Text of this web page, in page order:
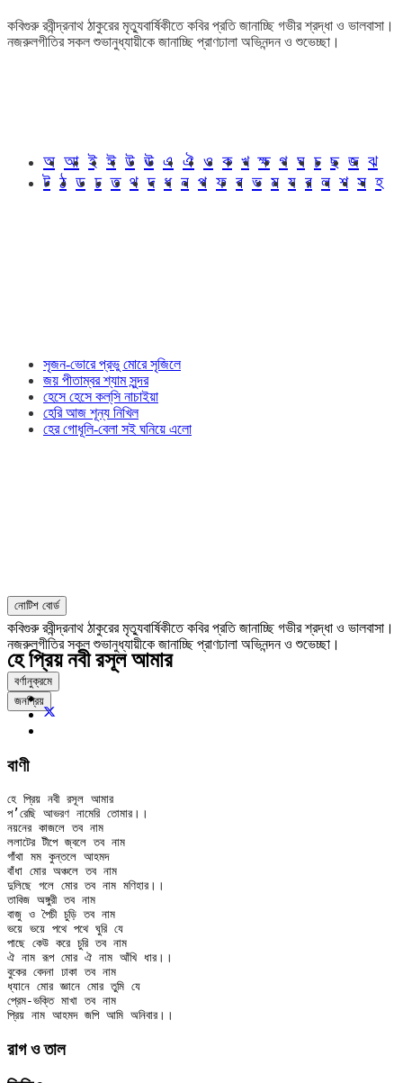
কবিগুরু রবীন্দ্রনাথ ঠাকুরের মৃত্যুবার্ষিকীতে কবির প্রতি জানাচ্ছি গভীর শ্রদ্ধা ও ভালবাসা।
নজরুলগীতির সকল শুভানুধ্যায়ীকে জানাচ্ছি প্রাণঢালা অভিনন্দন ও শুভেচ্ছা।
অ আ ই ঈ উ ঊ এ ঐ ও ক খ ক্ষ গ ঘ চ ছ জ ঝ
ট ঠ ড ঢ ত থ দ ধ ন প ফ ব ভ ম য র ল শ স হ
সৃজন-ভোরে প্রভু মোরে সৃজিলে
জয় পীতাম্বর শ্যাম সুন্দর
হেসে হেসে কল্‌সি নাচাইয়া
হেরি আজ শূন্য নিখিল
হের গোধূলি-বেলা সই ঘনিয়ে এলো
নোটিশ বোর্ড
কবিগুরু রবীন্দ্রনাথ ঠাকুরের মৃত্যুবার্ষিকীতে কবির প্রতি জানাচ্ছি গভীর শ্রদ্ধা ও ভালবাসা।
নজরুলগীতির সকল শুভানুধ্যায়ীকে জানাচ্ছি প্রাণঢালা অভিনন্দন ও শুভেচ্ছা।
বর্ণানুক্রমে
জনপ্রিয়
হে প্রিয় নবী রসূল আমার
বাণী
হে প্রিয় নবী রসূল আমার
প’রেছি আভরণ নামেরি তোমার।।
নয়নের কাজলে তব নাম
ললাটের টীপে জ্বলে তব নাম
গাঁথা মম কুন্তলে আহমদ
বাঁধা মোর অঞ্চলে তব নাম
দুলিছে গলে মোর তব নাম মণিহার।।
তাবিজ অঙ্গুরী তব নাম
বাজু ও পৈচী চুড়ি তব নাম
ভয়ে ভয়ে পথে পথে ঘুরি যে
পাছে কেউ করে চুরি তব নাম
ঐ নাম রূপ মোর ঐ নাম আঁখি ধার।।
বুকের বেদনা ঢাকা তব নাম
ধ্যানে মোর জ্ঞানে মোর তুমি যে
প্রেম-ভক্তি মাখা তব নাম
রাগ ও তাল